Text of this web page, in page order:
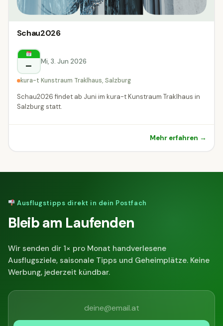
Schau2026
– Mi, 3. Jun 2026
kura-t Kunstraum Traklhaus, Salzburg
Schau2026 findet ab Juni im kura-t Kunstraum Traklhaus in
Salzburg statt.
Mehr erfahren →
Ausflugstipps direkt in dein Postfach
Bleib am Laufenden
Wir senden dir 1× pro Monat handverlesene
Ausflugsziele, saisonale Tipps und Geheimplätze. Keine
Werbung, jederzeit kündbar.